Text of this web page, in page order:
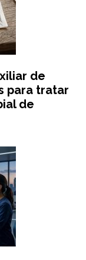
de
para tratar
de